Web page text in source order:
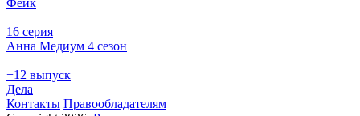
16 серия
Анна Медиум 4 сезон
+12 выпуск
Дела
Кон­так­ты Пра­во­об­ла­да­те­лям